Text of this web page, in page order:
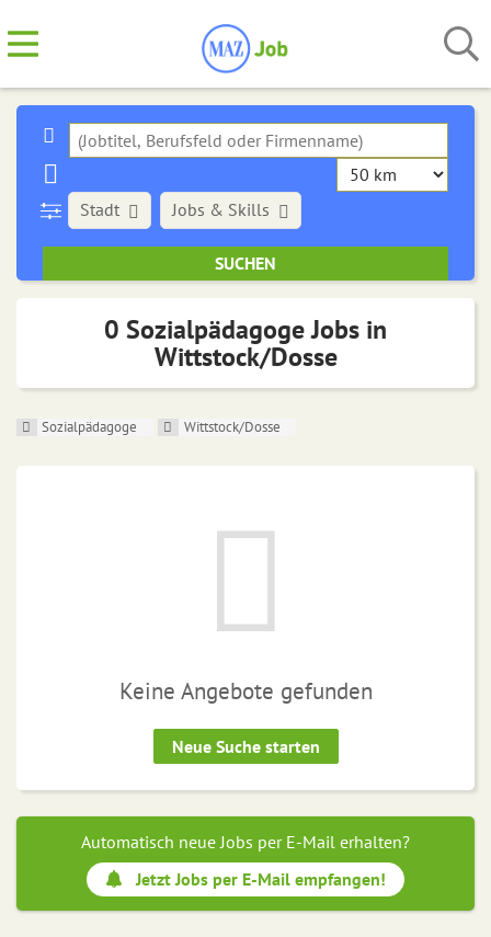
Stadt Jobs & Skills
0 Sozialpädagoge Jobs in
Wittstock/Dosse
Sozialpädagoge Wittstock/Dosse
Keine Angebote gefunden
Neue Suche starten
Automatisch neue Jobs per E-Mail erhalten?
Jetzt Jobs per E-Mail empfangen!